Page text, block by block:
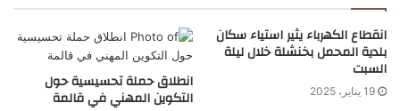
انقطاع الكهرباء يثير استياء سكان
بلدية المحمل بخنشلة خلال ليلة
السبت
19 يناير، 2025 انطلاق حملة تحسيسية حول
التكوين المهني في قالمة